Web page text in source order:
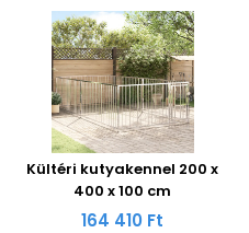
Kültéri kutyakennel 200 x
400 x 100 cm
164 410 Ft